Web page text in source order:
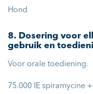
Hond
8. Dosering voor
gebruik en
Voor orale toediening.
75.000 IE spiramycine